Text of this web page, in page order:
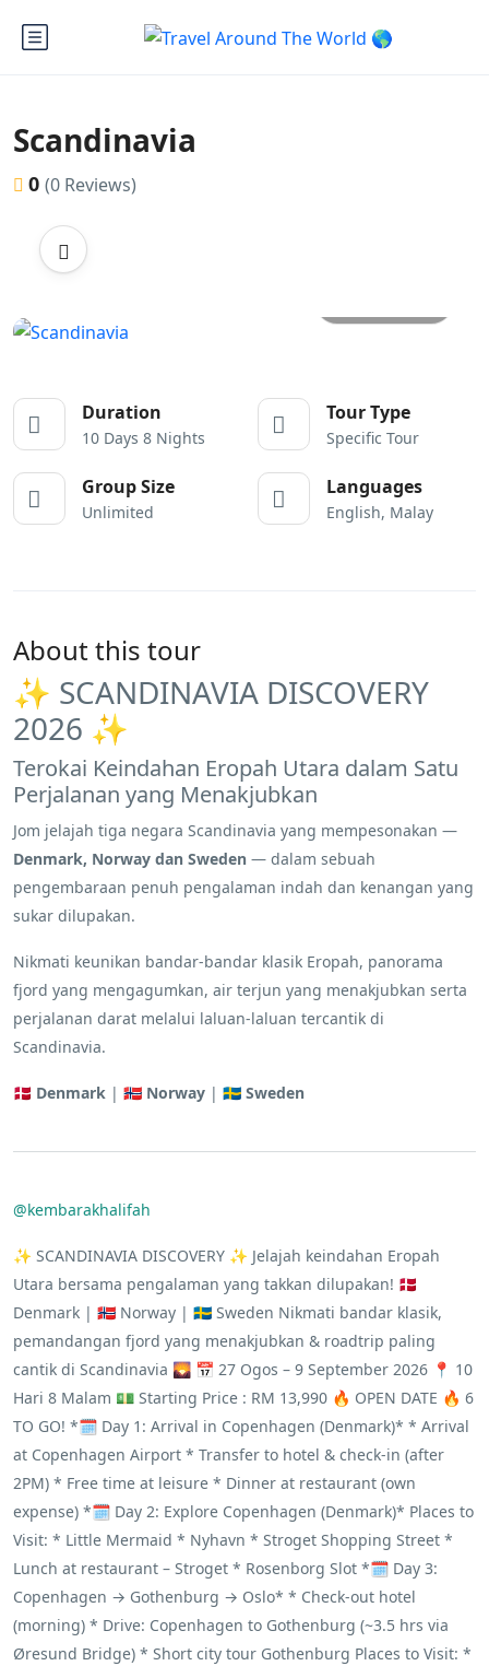
Scandinavia
0 (0 Reviews)
Duration
10 Days 8 Nights
Tour Type
Specific Tour
Group Size
Unlimited
Languages
English, Malay
About this tour
✨ SCANDINAVIA DISCOVERY
2026 ✨
Terokai Keindahan Eropah Utara dalam Satu
Perjalanan yang Menakjubkan
Jom jelajah tiga negara Scandinavia yang mempesonakan —
Denmark, Norway dan Sweden — dalam sebuah
pengembaraan penuh pengalaman indah dan kenangan yang
sukar dilupakan.
Nikmati keunikan bandar-bandar klasik Eropah, panorama
fjord yang mengagumkan, air terjun yang menakjubkan serta
perjalanan darat melalui laluan-laluan tercantik di
Scandinavia.
🇩🇰 Denmark | 🇳🇴 Norway | 🇸🇪 Sweden
@kembarakhalifah
✨ SCANDINAVIA DISCOVERY ✨ Jelajah keindahan Eropah
Utara bersama pengalaman yang takkan dilupakan! 🇩🇰
Denmark | 🇳🇴 Norway | 🇸🇪 Sweden Nikmati bandar klasik,
pemandangan fjord yang menakjubkan & roadtrip paling
cantik di Scandinavia 🌄 📅 27 Ogos – 9 September 2026 📍 10
Hari 8 Malam 💵 Starting Price : RM 13,990 🔥 OPEN DATE 🔥 6
TO GO! *🗓️ Day 1: Arrival in Copenhagen (Denmark)* * Arrival
at Copenhagen Airport * Transfer to hotel & check-in (after
2PM) * Free time at leisure * Dinner at restaurant (own
expense) *🗓️ Day 2: Explore Copenhagen (Denmark)* Places to
Visit: * Little Mermaid * Nyhavn * Stroget Shopping Street *
Lunch at restaurant – Stroget * Rosenborg Slot *🗓️ Day 3:
Copenhagen → Gothenburg → Oslo* * Check-out hotel
(morning) * Drive: Copenhagen to Gothenburg (~3.5 hrs via
Øresund Bridge) * Short city tour Gothenburg Places to Visit: *